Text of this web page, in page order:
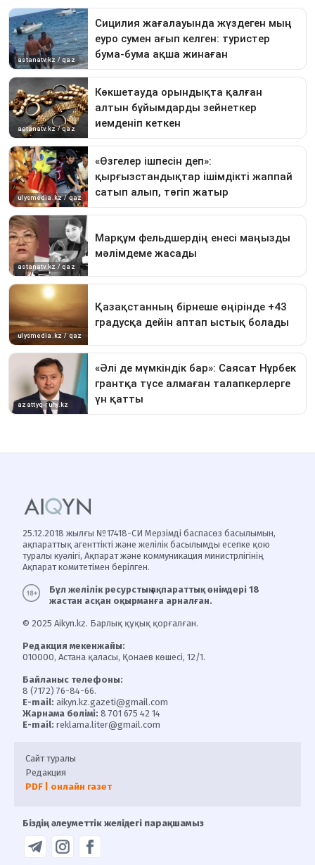
25.12.2018 жылғы №17418-СИ Мерзімді баспасөз басылымын,
ақпараттық агенттікті және желілік басылымды есепке қою
туралы куәлігі, Ақпарат және коммуникация министрлігінің
Ақпарат комитетімен берілген.
Бұл желілік ресурстың ақпараттық өнімдері 18
жастан асқан оқырманға арналған.
© 2025 Aikyn.kz. Барлық құқық қорғалған.
Редакция мекенжайы:
010000, Астана қаласы, Қонаев көшесі, 12/1.
Байланыс телефоны:
8 (7172) 76-84-66.
E-mail: aikyn.kz.gazeti@gmail.com
Жарнама бөлімі: 8 701 675 42 14
E-mail: reklama.liter@gmail.com
Сайт туралы
Редакция
PDF | онлайн газет
Біздің әлеуметтік желідегі парақшамыз